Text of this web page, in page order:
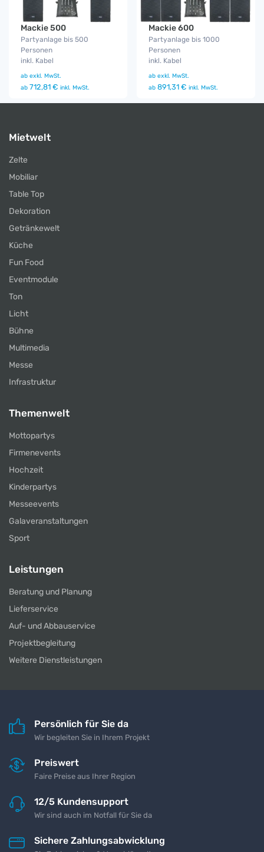
Mackie 500
Partyanlage bis 500
Personen
inkl. Kabel
ab exkl. MwSt.
ab 712,81 € inkl. MwSt.
Mackie 600
Partyanlage bis 1000
Personen
inkl. Kabel
ab exkl. MwSt.
ab 891,31 € inkl. MwSt.
Mietwelt
Zelte
Mobiliar
Table Top
Dekoration
Getränkewelt
Küche
Fun Food
Eventmodule
Ton
Licht
Bühne
Multimedia
Messe
Infrastruktur
Themenwelt
Mottopartys
Firmenevents
Hochzeit
Kinderpartys
Messeevents
Galaveranstaltungen
Sport
Leistungen
Beratung und Planung
Lieferservice
Auf- und Abbauservice
Projektbegleitung
Weitere Dienstleistungen
Persönlich für Sie da
Wir begleiten Sie in Ihrem Projekt
Preiswert
Faire Preise aus Ihrer Region
12/5 Kundensupport
Wir sind auch im Notfall für Sie da
Sichere Zahlungsabwicklung